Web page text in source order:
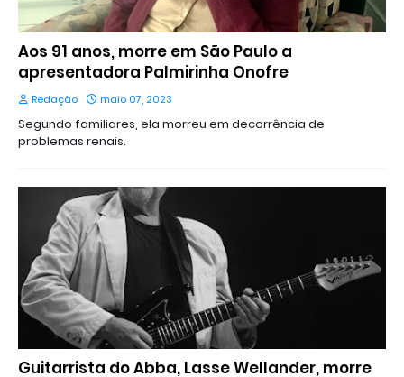
Aos 91 anos, morre em São Paulo a
apresentadora Palmirinha Onofre
Redação maio 07, 2023
Segundo familiares, ela morreu em decorrência de
problemas renais.
Guitarrista do Abba, Lasse Wellander, morre